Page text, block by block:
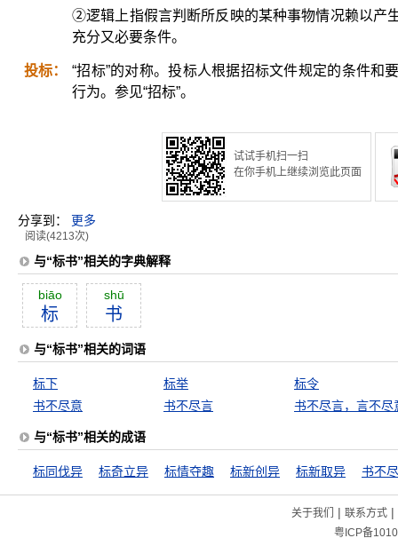
②逻辑上指假言判断所反映的某种事物情况赖以产
充分又必要条件。
投标：
“招标”的对称。投标人根据招标文件规定的条件和
行为。参见“招标”。
试试手机扫一扫
在你手机上继续浏览此页面
分享到： 更多
阅读(4213次)
与“标书”相关的字典解释
biāo
标
shū
书
与“标书”相关的词语
标下 标举
标令
书不尽意
书不尽言 书不尽言，言不尽
与“标书”相关的成语
标同伐异 标奇立异 标情夺趣 标新创异 标新取异 书不
关于我们 | 联系方式|
粤ICP备